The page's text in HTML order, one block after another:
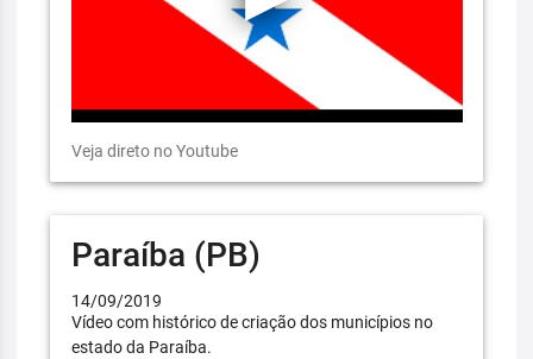
Veja direto no Youtube
Paraíba (PB)
14/09/2019
Vídeo com histórico de criação dos municípios no
estado da Paraíba.